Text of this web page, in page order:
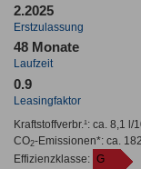
2.2025
Erstzulassung
48 Monate
Laufzeit
0.9
Leasingfaktor
Kraftstoffverbr.¹: ca. 8,1 l/
CO2-Emissionen*: ca.
Effizienzklasse: G